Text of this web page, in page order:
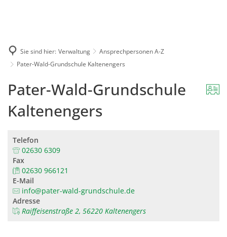
Sie sind hier: Verwaltung
Ansprechpersonen A-Z
Pater-Wald-Grundschule Kaltenengers
Pater-Wald-Grundschule
Kaltenengers
Telefon
02630 6309
Fax
02630 966121
E-Mail
info@pater-wald-grundschule.de
Adresse
Raiffeisenstraße 2, 56220 Kaltenengers